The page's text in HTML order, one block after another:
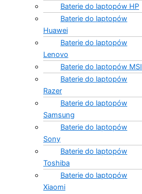
Baterie do laptopów HP
Baterie do laptopów
Huawei
Baterie do laptopów
Lenovo
Baterie do laptopów MSI
Baterie do laptopów
Razer
Baterie do laptopów
Samsung
Baterie do laptopów
Sony
Baterie do laptopów
Toshiba
Baterie do laptopów
Xiaomi